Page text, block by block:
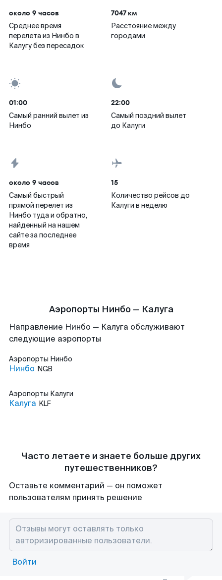
около 9 часов
Среднее время
перелета из Нинбо в
Калугу без пересадок
7047 км
Расстояние между
городами
01:00
Самый ранний вылет из
Нинбо
22:00
Самый поздний вылет
до Калуги
около 9 часов
Самый быстрый
прямой перелет из
Нинбо туда и обратно,
найденный на нашем
сайте за последнее
время
15
Количество рейсов до
Калуги в неделю
Аэропорты Нинбо — Калуга
Направление Нинбо — Калуга обслуживают
следующие аэропорты
Аэропорты Нинбо
Нинбо NGB
Аэропорты Калуги
Калуга KLF
Часто летаете и знаете больше других
путешественников?
Оставьте комментарий — он поможет
пользователям принять решение
Войти